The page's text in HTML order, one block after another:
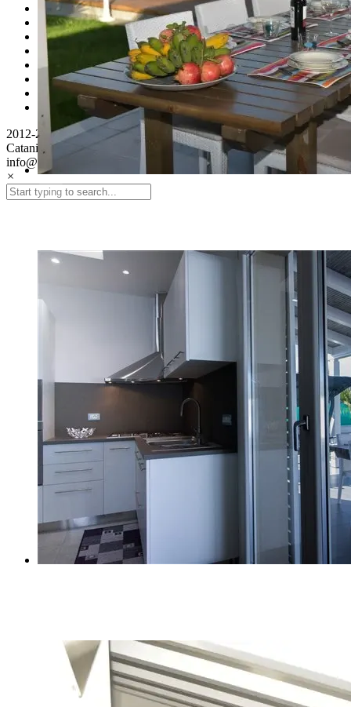
Home
Контакты
Правила брони
Обо мне
ЧАВО
Proprietari
Турагентствам
Карта сайта
2012-2025 © Open Sicily 95124via Vittorio Emanuele II, 275,
Catania Sicily (Italy)Tel ITA +39 3317197909Email-
info@siciliadom.ru
×